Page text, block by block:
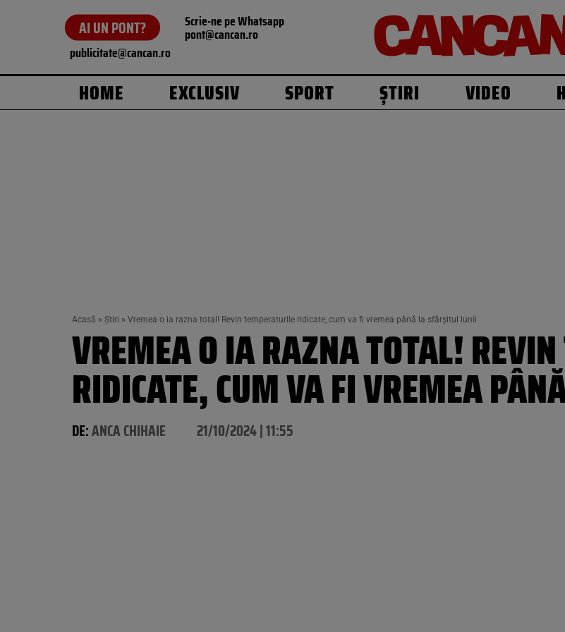
AI UN PONT? Scrie-ne pe Whatsapp
pont@cancan.ro
publicitate@cancan.ro
HOME EXCLUSIV SPORT ȘTIRI VIDEO
Acasă » Știri » Vremea o ia razna total! Revin temperaturile ridicate, cum va fi vremea până la sfârșitul lunii
VREMEA O IA RAZNA TOTAL!
RIDICATE, CUM VA FI VREMEA
DE:ANCA CHIHAIE 21/10/2024 | 11:55